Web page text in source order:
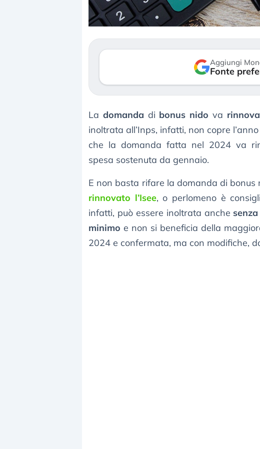
Aggiungi
Fonte
La domanda di bonus nido va
inoltrata all’Inps, infatti, non copre
che la domanda fatta nel 2024 va
spesa sostenuta da gennaio.
E non basta rifare la domanda di
rinnovato l’Isee, o perlomeno è
infatti, può essere inoltrata anche
minimo e non si beneficia della
2024 e confermata, ma con modifiche,
Dalle valutazioni estreme alla
correzione. Cosa sta guidando il
repricing degli asset?
3 agosto 2026